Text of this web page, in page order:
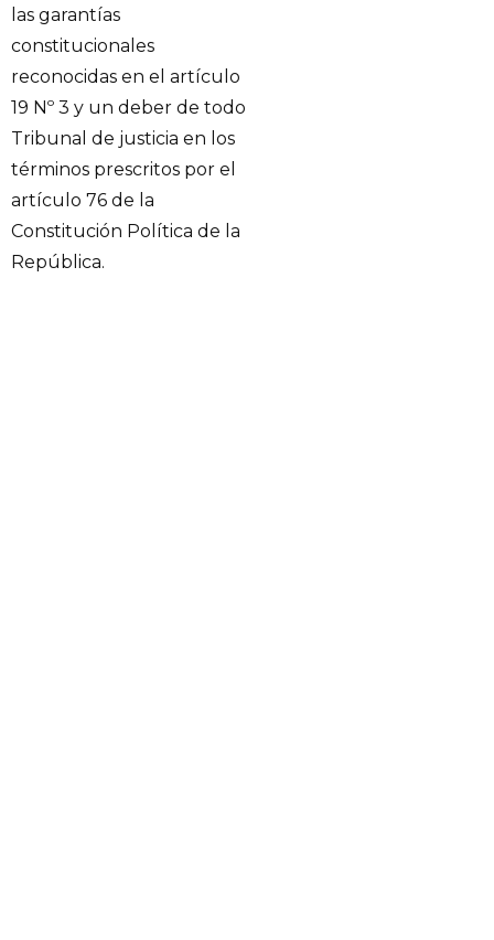
las garantías
constitucionales
reconocidas en el artículo
19 Nº 3 y un deber de todo
Tribunal de justicia en los
términos prescritos por el
artículo 76 de la
Constitución Política de la
República.